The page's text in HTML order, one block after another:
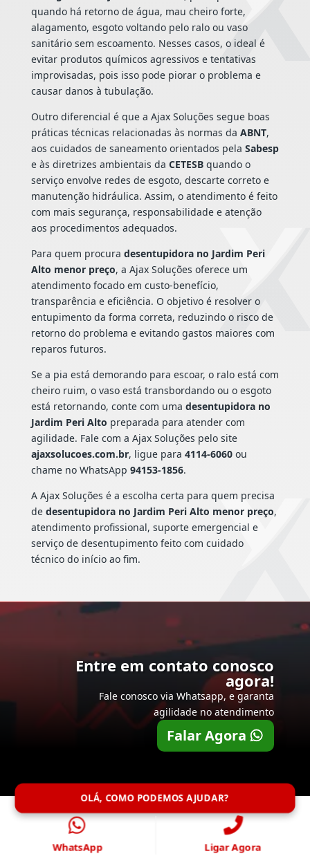
quando há retorno de água, mau cheiro forte,
alagamento, esgoto voltando pelo ralo ou vaso
sanitário sem escoamento. Nesses casos, o ideal é
evitar produtos químicos agressivos e tentativas
improvisadas, pois isso pode piorar o problema e
causar danos à tubulação.
Outro diferencial é que a Ajax Soluções segue boas
práticas técnicas relacionadas às normas da ABNT,
aos cuidados de saneamento orientados pela Sabesp
e às diretrizes ambientais da CETESBquando o
serviço envolve redes de esgoto, descarte correto e
manutenção hidráulica. Assim, o atendimento é feito
com mais segurança, responsabilidade e atenção
aos procedimentos adequados.
Para quem procura desentupidora no Jardim Peri
Alto menor preço, a Ajax Soluções oferece um
atendimento focado em custo-benefício,
transparência e eficiência. O objetivo é resolver o
entupimento da forma correta, reduzindo o risco de
retorno do problema e evitando gastos maiores com
reparos futuros.
Se a pia está demorando para escoar, o ralo está com
cheiro ruim, o vaso está transbordando ou o esgoto
está retornando, conte com uma desentupidora no
Jardim Peri Alto preparada para atender com
agilidade. Fale com a Ajax Soluções pelo site
ajaxsolucoes.com.br, ligue para 4114-6060ou
chame no WhatsApp 94153-1856.
A Ajax Soluções é a escolha certa para quem precisa
de desentupidora no Jardim Peri Alto menor preço,
atendimento profissional, suporte emergencial e
serviço de desentupimento feito com cuidado
técnico do início ao fim.
Entre em contato conosco
agora!
Fale conosco via Whatsapp, e garanta
agilidade no atendimento
Falar Agora
OLÁ, COMO PODEMOS AJUDAR?
WhatsApp Ligar Agora